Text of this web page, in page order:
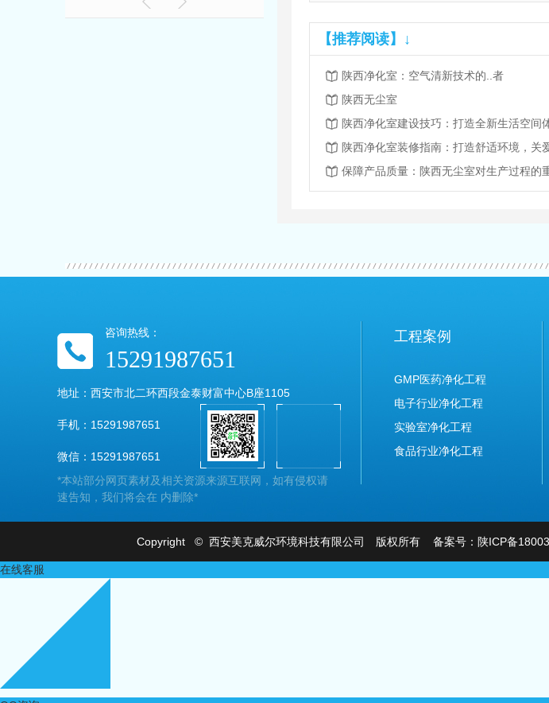
【推荐阅读】↓
陕西净化室：空气清新技术的..者
陕西无尘室
陕西净化室建设技巧：打造全新生活空间
保障产品质量：陕西无尘室对生产过程的
咨询热线：
15291987651
地址：西安市北二环西段金泰财富中心B座1105
手机：15291987651
微信：15291987651
*本站部分网页素材及相关资源来源互联网，如有侵权请
速告知，我们将会在 内删除*
工程案例
GMP医药净化工程
电子行业净化工程
实验室净化工程
食品行业净化工程
Copyright © 西安美克威尔环境科技有限公司 版权所有 备案号： 陕ICP备
在线客服